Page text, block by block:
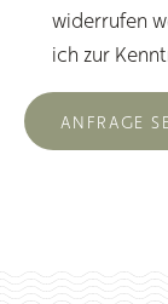
widerrufen
ich zur
ANFRAGE